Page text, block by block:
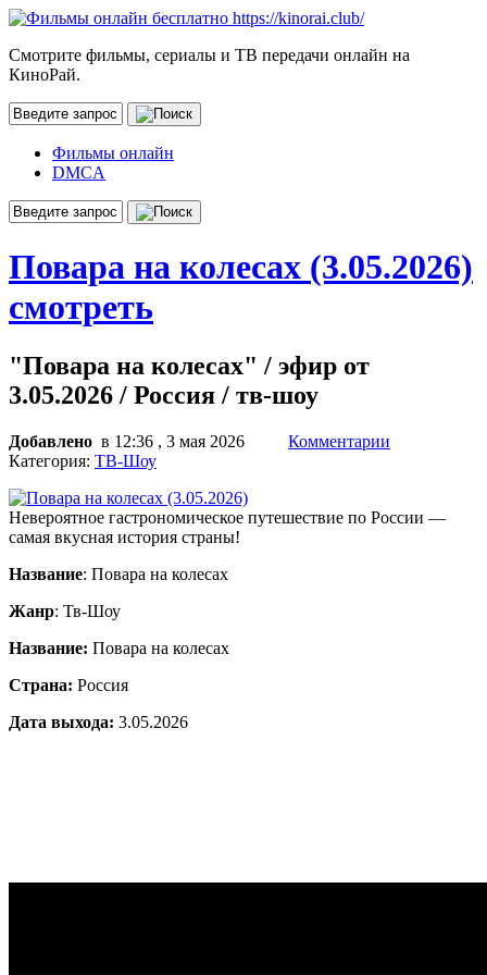
Смотрите фильмы, сериалы и ТВ передачи онлайн на
КиноРай.
Фильмы онлайн
DMCA
Повара на колесах (3.05.2026)
смотреть
"Повара на колесах" / эфир от
3.05.2026 / Россия / тв-шоу
Добавлено в 12:36 , 3 мая 2026
Комментарии
Категория: ТВ-Шоу
Невероятное гастрономическое путешествие по России —
самая вкусная история страны!
Название: Повара на колесах
Жанр: Тв-Шоу
Название: Повара на колесах
Страна: Россия
Дата выхода: 3.05.2026